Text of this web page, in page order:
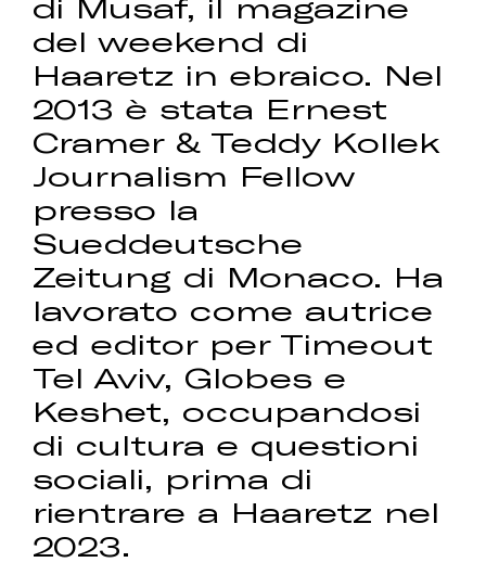
di Musaf, il magazine
del weekend di
Haaretz in ebraico. Nel
2013 è stata Ernest
Cramer & Teddy Kollek
Journalism Fellow
presso la
Sueddeutsche
Zeitung di Monaco. Ha
lavorato come autrice
ed editor per Timeout
Tel Aviv, Globes e
Keshet, occupandosi
di cultura e questioni
sociali, prima di
rientrare a Haaretz nel
2023.